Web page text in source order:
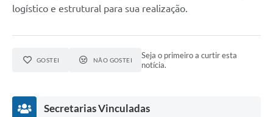
logístico e estrutural para sua realização.
GOSTEI NÃO GOSTEI
Seja o primeiro a curtir esta
notícia.
Secretarias Vinculadas